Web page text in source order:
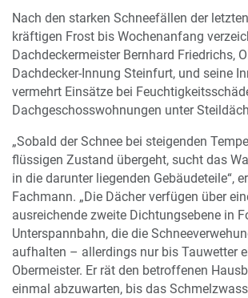
Nach den starken Schneefällen der
kräftigen Frost bis Wochenanfang
Dachdeckermeister Bernhard Friedrichs,
Dachdecker-Innung Steinfurt, und seine
vermehrt Einsätze bei
Dachgeschosswohnungen unter
„Sobald der Schnee bei steigenden
flüssigen Zustand übergeht, sucht das
in die darunter liegenden Gebäudeteile“,
Fachmann. „Die Dächer verfügen über
ausreichende zweite Dichtungsebene in
Unterspannbahn, die die
aufhalten – allerdings nur bis Tauwetter
Obermeister. Er rät den betroffenen
einmal abzuwarten, bis das